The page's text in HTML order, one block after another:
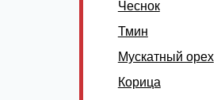
Чеснок
Тмин
Мускатный орех
Корица